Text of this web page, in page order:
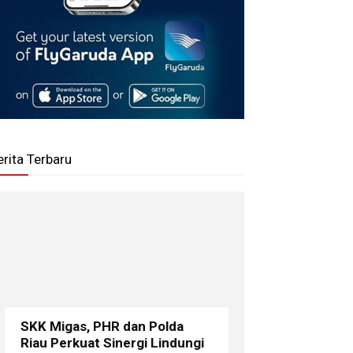
Terbaru
SKK Migas, PHR dan Polda
Riau Perkuat Sinergi Lindungi